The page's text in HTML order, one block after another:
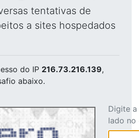
tentativas de
a sites hospedados
do IP 216.73.216.139,
abaixo.
Digite
lado no